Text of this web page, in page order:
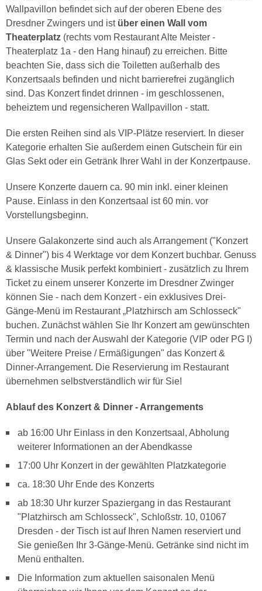
Wallpavillon befindet sich auf der oberen Ebene des
Dresdner Zwingers und ist über einen Wall vom
Theaterplatz (rechts vom Restaurant Alte Meister -
Theaterplatz 1a - den Hang hinauf) zu erreichen. Bitte
beachten Sie, dass sich die Toiletten außerhalb des
Konzertsaals befinden und nicht barrierefrei zugänglich
sind. Das Konzert findet drinnen - im geschlossenen,
beheiztem und regensicheren Wallpavillon - statt.
Die ersten Reihen sind als VIP-Plätze reserviert. In dieser
Kategorie erhalten Sie außerdem einen Gutschein für ein
Glas Sekt oder ein Getränk Ihrer Wahl in der Konzertpause.
Unsere Konzerte dauern ca. 90 min inkl. einer kleinen
Pause. Einlass in den Konzertsaal ist 60 min. vor
Vorstellungsbeginn.
Unsere Galakonzerte sind auch als Arrangement ("Konzert
& Dinner") bis 4 Werktage vor dem Konzert buchbar. Genuss
& klassische Musik perfekt kombiniert - zusätzlich zu Ihrem
Ticket zu einem unserer Konzerte im Dresdner Zwinger
können Sie - nach dem Konzert - ein exklusives Drei-
Gänge-Menü im Restaurant „Platzhirsch am Schlosseck"
buchen. Zunächst wählen Sie Ihr Konzert am gewünschten
Termin und nach der Auswahl der Kategorie (VIP oder PG I)
über "Weitere Preise / Ermäßigungen" das Konzert &
Dinner-Arrangement. Die Reservierung im Restaurant
übernehmen selbstverständlich wir für Sie!
Ablauf des Konzert & Dinner - Arrangements
ab 16:00 Uhr Einlass in den Konzertsaal, Abholung
weiterer Informationen an der Abendkasse
17:00 Uhr Konzert in der gewählten Platzkategorie
ca. 18:30 Uhr Ende des Konzerts
ab 18:30 Uhr kurzer Spaziergang in das Restaurant
"Platzhirsch am Schlosseck", Schloßstr. 10, 01067
Dresden - der Tisch ist auf Ihren Namen reserviert und
Sie genießen Ihr 3-Gänge-Menü. Getränke sind nicht im
Menü enthalten.
Die Information zum aktuellen saisonalen Menü